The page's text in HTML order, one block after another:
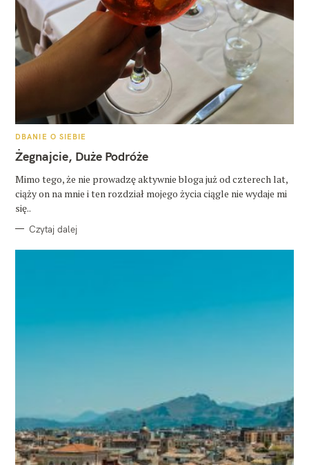
K
T
E
O
R
I
DBANIE O SIEBIE
Żegnajcie, Duże Podróże
Mimo tego, że nie prowadzę aktywnie bloga już od czterech lat,
ciąży on na mnie i ten rozdział mojego życia ciągle nie wydaje mi
się..
Czytaj dalej